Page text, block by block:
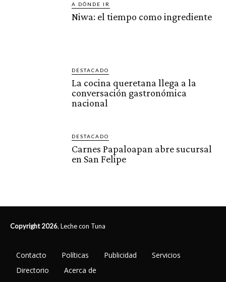
A DÓNDE IR
Niwa: el tiempo como ingrediente
DESTACADO
La cocina queretana llega a la
conversación gastronómica
nacional
DESTACADO
Carnes Papaloapan abre sucursal
en San Felipe
Copyright 2026, Leche con Tuna
Contacto Políticas Publicidad
Servicios
Directorio
Acerca de